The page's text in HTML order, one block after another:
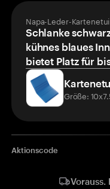
Napa-Leder-
Schlanke
kühnes blaues
bietet Platz für
Größe:
Aktionscode